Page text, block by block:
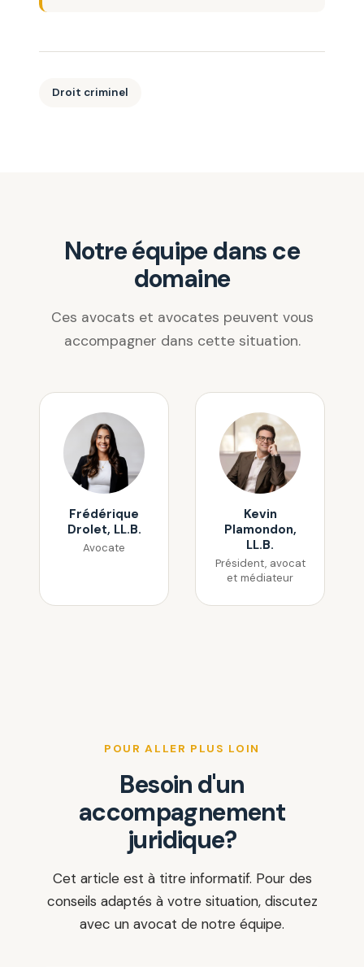
Droit criminel
Notre équipe dans ce
domaine
Ces avocats et avocates peuvent vous
accompagner dans cette situation.
Frédérique
Drolet, LL.B.
Avocate
Kevin
Plamondon,
LL.B.
Président, avocat
et médiateur
POUR ALLER PLUS LOIN
Besoin d'un
accompagnement
juridique?
Cet article est à titre informatif. Pour des
conseils adaptés à votre situation, discutez
avec un avocat de notre équipe.